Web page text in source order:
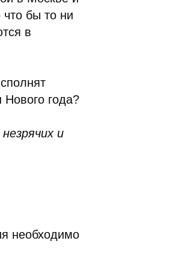
бы то ни
в
Нового года?
и
необходимо